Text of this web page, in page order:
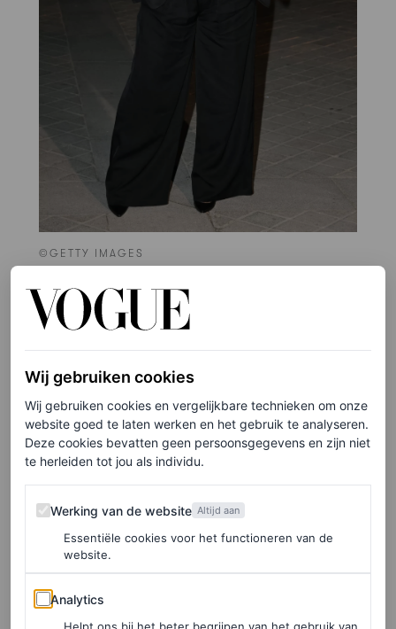
©GETTY IMAGES
6 /23
Wij gebruiken cookies
Wij gebruiken cookies en vergelijkbare technieken om onze
website goed te laten werken en het gebruik te analyseren.
Deze cookies bevatten geen persoonsgegevens en zijn niet
te herleiden tot jou als individu.
Werking van de website
Werking van de website Altijd aan
Essentiële cookies voor het functioneren van de
website.
Analytics
Analytics